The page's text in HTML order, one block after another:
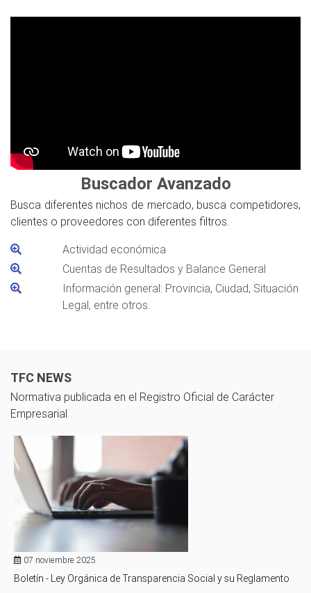
Buscador Avanzado
Busca diferentes nichos de mercado, busca competidores,
clientes o proveedores con diferentes filtros.
Actividad económica
Cuentas de Resultados y Balance General
Información general: Provincia, Ciudad, Situación
Legal, entre otros.
TFC NEWS
Normativa publicada en el Registro Oficial de Carácter
Empresarial
07 noviembre 2025
Boletín - Ley Orgánica de Transparencia Social y su Reglamento